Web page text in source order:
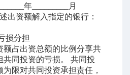
年
月
出资额解入指定的银行：
损分担
额占出资总额的比例分享共
同投资的亏损。
共同投
限对共同投资承担责任，